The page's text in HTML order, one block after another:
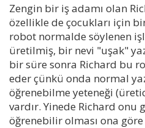
Zengin bir iş adamı olan
özellikle de çocukları için
robot normalde söylenen
üretilmiş, bir nevi "uşak"
bir süre sonra Richard bu
eder çünkü onda normal
öğrenebilme yeteneği
vardır. Yinede Richard onu
öğrenebilir olması ona